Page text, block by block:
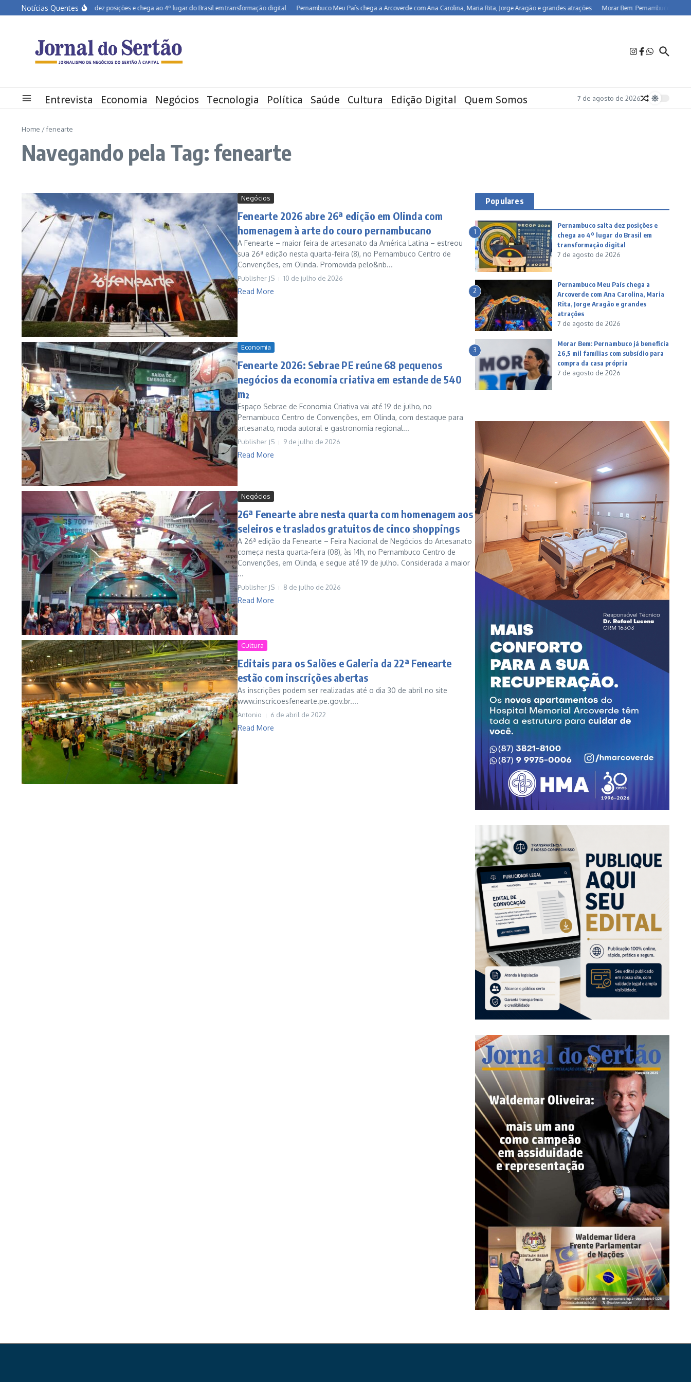
Ir para o conteúdo
Notícias Quentes
Pernambuco salta dez posições e chega ao 4º lugar do Brasil em transformação digital Pernambuco Meu País chega a Arcoverde com Ana Carolina, Maria Rita, Jorge Aragão e grandes atrações Morar Bem: Pernambuco já
Entrevista Economia Negócios Tecnologia Política Saúde Cultura Edição Digital Quem Somos 7 de agosto de 2026
Home /fenearte
Navegando pela Tag: fenearte
Negócios
Fenearte 2026 abre 26ª edição em Olinda com
homenagem à arte do couro pernambucano
A Fenearte – maior feira de artesanato da América Latina – estreou
sua 26ª edição nesta quarta-feira (8), no Pernambuco Centro de
Convenções, em Olinda. Promovida pelo&nb...
Publisher JS 10 de julho de 2026
Read More
Economia
Fenearte 2026: Sebrae PE reúne 68 pequenos
negócios da economia criativa em estande de 540
m²
Espaço Sebrae de Economia Criativa vai até 19 de julho, no
Pernambuco Centro de Convenções, em Olinda, com destaque para
artesanato, moda autoral e gastronomia regional...
Publisher JS 9 de julho de 2026
Read More
Negócios
26ª Fenearte abre nesta quarta com homenagem aos
seleiros e traslados gratuitos de cinco shoppings
A 26ª edição da Fenearte – Feira Nacional de Negócios do Artesanato
começa nesta quarta-feira (08), às 14h, no Pernambuco Centro de
Convenções, em Olinda, e segue até 19 de julho. Considerada a maior
...
Publisher JS 8 de julho de 2026
Read More
Cultura
Editais para os Salões e Galeria da 22ª Fenearte
estão com inscrições abertas
As inscrições podem ser realizadas até o dia 30 de abril no site
www.inscricoesfenearte.pe.gov.br....
Antonio 6 de abril de 2022
Read More
Populares
1
Pernambuco salta dez posições e
chega ao 4º lugar do Brasil em
transformação digital
7 de agosto de 2026
2
Pernambuco Meu País chega a
Arcoverde com Ana Carolina, Maria
Rita, Jorge Aragão e grandes
atrações
7 de agosto de 2026
3
Morar Bem: Pernambuco já beneficia
26,5 mil famílias com subsídio para
compra da casa própria
7 de agosto de 2026